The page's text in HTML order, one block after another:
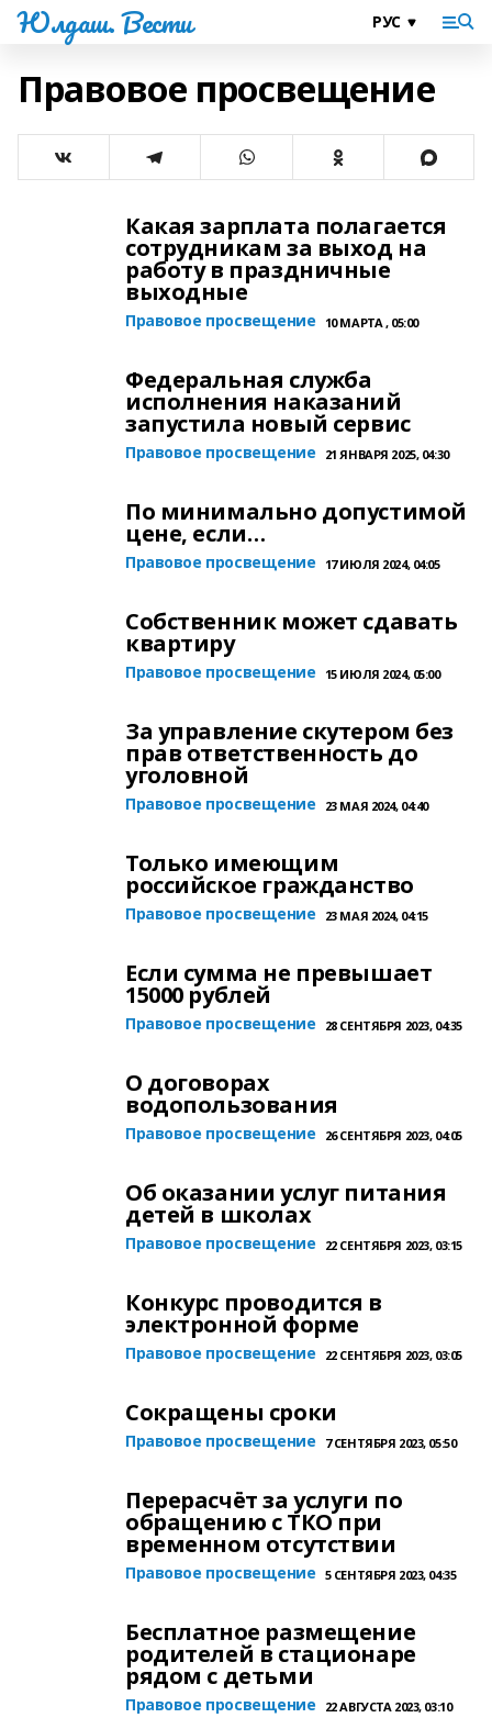
Юлдаш. Вести
Правовое просвещение
Какая зарплата полагается
сотрудникам за выход на
работу в праздничные
выходные
Правовое просвещение 10 МАРТА , 05:00
Федеральная служба
исполнения наказаний
запустила новый сервис
Правовое просвещение 21 ЯНВАРЯ 2025, 04:30
По минимально допустимой
цене, если…
Правовое просвещение 17 ИЮЛЯ 2024, 04:05
Собственник может сдавать
квартиру
Правовое просвещение 15 ИЮЛЯ 2024, 05:00
За управление скутером без
прав ответственность до
уголовной
Правовое просвещение 23 МАЯ 2024, 04:40
Только имеющим
российское гражданство
Правовое просвещение 23 МАЯ 2024, 04:15
Если сумма не превышает
15000 рублей
Правовое просвещение 28 СЕНТЯБРЯ 2023, 04:35
О договорах
водопользования
Правовое просвещение 26 СЕНТЯБРЯ 2023, 04:05
Об оказании услуг питания
детей в школах
Правовое просвещение 22 СЕНТЯБРЯ 2023, 03:15
Конкурс проводится в
электронной форме
Правовое просвещение 22 СЕНТЯБРЯ 2023, 03:05
Сокращены сроки
Правовое просвещение 7 СЕНТЯБРЯ 2023, 05:50
Перерасчёт за услуги по
обращению с ТКО при
временном отсутствии
Правовое просвещение 5 СЕНТЯБРЯ 2023, 04:35
Бесплатное размещение
родителей в стационаре
рядом с детьми
Правовое просвещение 22 АВГУСТА 2023, 03:10